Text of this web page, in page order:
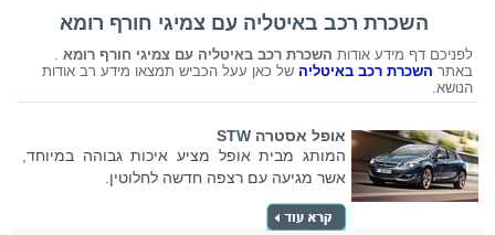
השכרת רכב באיטליה עם צמיגי חורף רומא
לפניכם דף מידע אודות השכרת רכב באיטליה עם צמיגי חורף רומא .
באתר השכרת רכב באיטליה של כאן עעל הכביש תמצאו מידע רב אודות
הנושא.
אופל אסטרה STW
המותג מבית אופל מציע איכות גבוהה במיוחד,
אשר מגיעה עם רצפה חדשה לחלוטין.